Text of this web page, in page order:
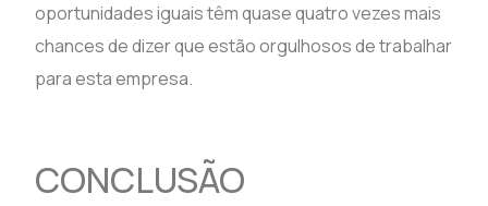
oportunidades iguais têm quase quatro vezes mais
chances de dizer que estão orgulhosos de trabalhar
para esta empresa.
CONCLUSÃO